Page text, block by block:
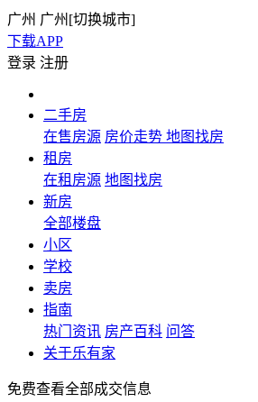
广州 广州[切换城市]
下载APP
登录 注册
二手房
在售房源 房价走势 地图找房
租房
在租房源 地图找房
新房
全部楼盘
小区
学校
卖房
指南
热门资讯 房产百科 问答
关于乐有家
免费查看全部成交信息